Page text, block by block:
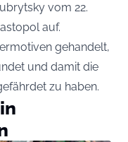
vom 22.
auf.
gehandelt,
und damit die
zu haben.